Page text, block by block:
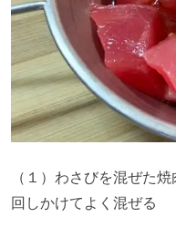
（１）わさびを混ぜた
回しかけてよく混ぜる